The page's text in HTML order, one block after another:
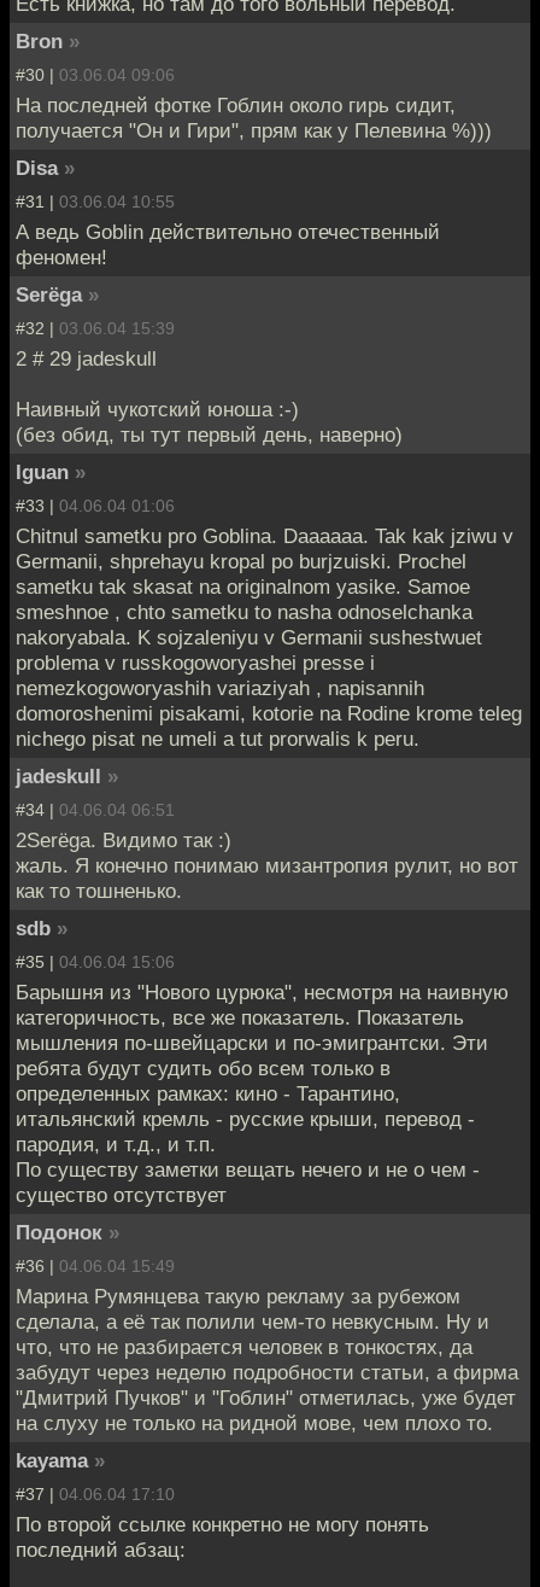
Bron »
#30 | 03.06.04 09:06
На последней фотке Гоблин около гирь сидит,
получается "Он и Гири", прям как у Пелевина %)))
Disa »
#31 | 03.06.04 10:55
А ведь Goblin действительно отечественный
феномен!
Serёga »
#32 | 03.06.04 15:39
2 # 29 jadeskull
Наивный чукотский юноша :-)
(без обид, ты тут первый день, наверно)
Iguan »
#33 | 04.06.04 01:06
Chitnul sametku pro Goblina. Daaaaaa. Tak kak jziwu v
Germanii, shprehayu kropal po burjzuiski. Prochel
sametku tak skasat na originalnom yasike. Samoe
smeshnoe , chto sametku to nasha odnoselchanka
nakoryabala. K sojzaleniyu v Germanii sushestwuet
problema v russkogoworyashei presse i
nemezkogoworyashih variaziyah , napisannih
domoroshenimi pisakami, kotorie na Rodine krome teleg
nichego pisat ne umeli a tut prorwalis k peru.
jadeskull »
#34 | 04.06.04 06:51
2Serёga. Видимо так :)
жаль. Я конечно понимаю мизантропия рулит, но вот
как то тошненько.
sdb »
#35 | 04.06.04 15:06
Барышня из "Нового цурюка", несмотря на наивную
категоричность, все же показатель. Показатель
мышления по-швейцарски и по-эмигрантски. Эти
ребята будут судить обо всем только в
определенных рамках: кино - Тарантино,
итальянский кремль - русские крыши, перевод -
пародия, и т.д., и т.п.
По существу заметки вещать нечего и не о чем -
существо отсутствует
Подонок »
#36 | 04.06.04 15:49
Марина Румянцева такую рекламу за рубежом
сделала, а её так полили чем-то невкусным. Ну и
что, что не разбирается человек в тонкостях, да
забудут через неделю подробности статьи, а фирма
"Дмитрий Пучков" и "Гоблин" отметилась, уже будет
на слуху не только на ридной мове, чем плохо то.
kayama »
#37 | 04.06.04 17:10
По второй ссылке конкретно не могу понять
последний абзац: